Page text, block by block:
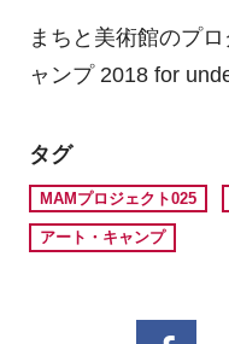
まちと美術館のプ
ャンプ 2018 for
タグ
MAMプロジェクト025
アート・キャンプ